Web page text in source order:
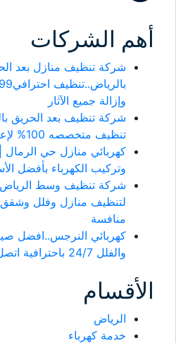
أهم الشركات
شركة تنظيف منازل بعد
وإزالة جميع الآثار
شركة تنظيف بعد الحريق
تنظيف متخصصه 100% لإعادة تأهيل المنازل
كهربائي منازل حي
وتركيب الكهرباء بأفضل
لتنظيف منازل وفلل وشقق
منافسة
كهربائي النرجس..افضل
والفلل 24/7 باحترافية اتصل الان
الأقسام
الرياض
خدمة كهرباء